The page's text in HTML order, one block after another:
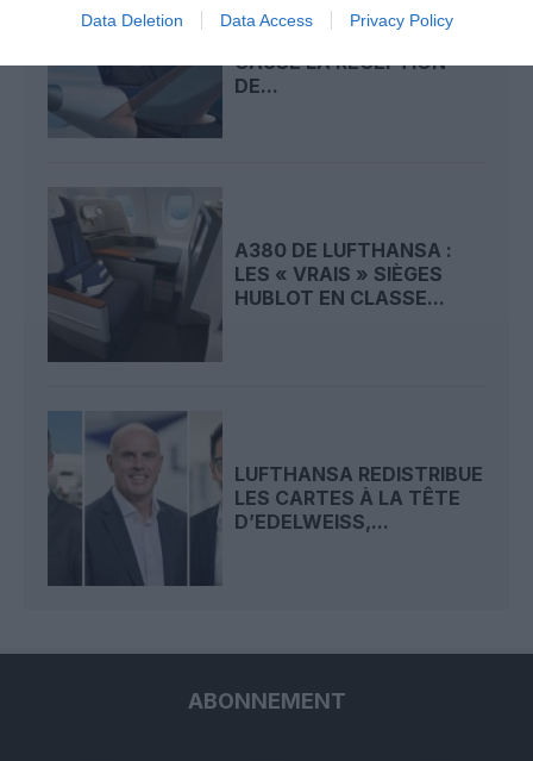
Data Deletion Data Access Privacy Policy
APRÈS EMIRATES,
LUFTHANSA REMET EN
CAUSE LA RÉCEPTION
DE...
A380 DE LUFTHANSA :
LES « VRAIS » SIÈGES
HUBLOT EN CLASSE...
LUFTHANSA REDISTRIBUE
LES CARTES À LA TÊTE
D’EDELWEISS,...
ABONNEMENT